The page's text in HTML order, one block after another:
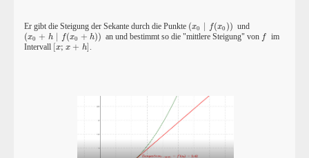
Er gibt die Steigung der Sekante durch die Punkte (x0 f(x0 ))
(x0 x0))
und
(x0 + h f(x0 + h))
(x0 +h∣ f( +h)) an und bestimmt so die "mittlere Steigung" von f
f
im
Intervall x; x + h]
x;x+ h] .